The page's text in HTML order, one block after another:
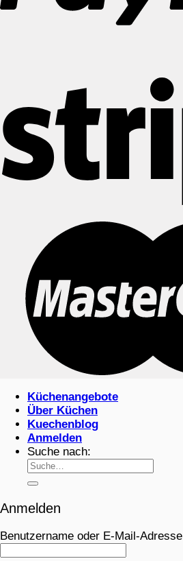
Küchenangebote
Über Küchen
Kuechenblog
Anmelden
Suche nach:
Anmelden
Benutzername oder E-Mail-Adresse